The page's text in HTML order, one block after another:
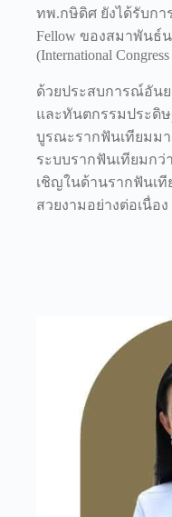
ทพ.กษิดิศ ยังได้รับกา
Fellow ของสมาพันธ์
(International
ด้วยประสบการณ์อัน
และทันตกรรมประดิ
บูรณะรากฟันเทียมมา
ระบบรากฟันเทียมกว่
เชิญในด้านรากฟันเ
สวยงามอย่างต่อเนื่อง